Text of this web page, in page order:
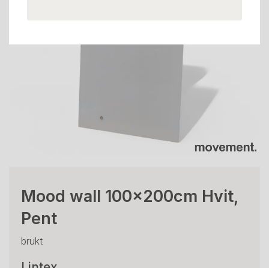
Mood wall 100x200cm Hvit,
Pent
brukt